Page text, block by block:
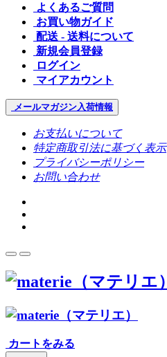
よくあるご質問
お買い物ガイド
配送 - 送料について
新規会員登録
ログイン
マイアカウント
メールマガジン入荷情報
お支払いについて
特定商取引法に基づく表示
プライバシーポリシー
お問い合わせ
カートをみる